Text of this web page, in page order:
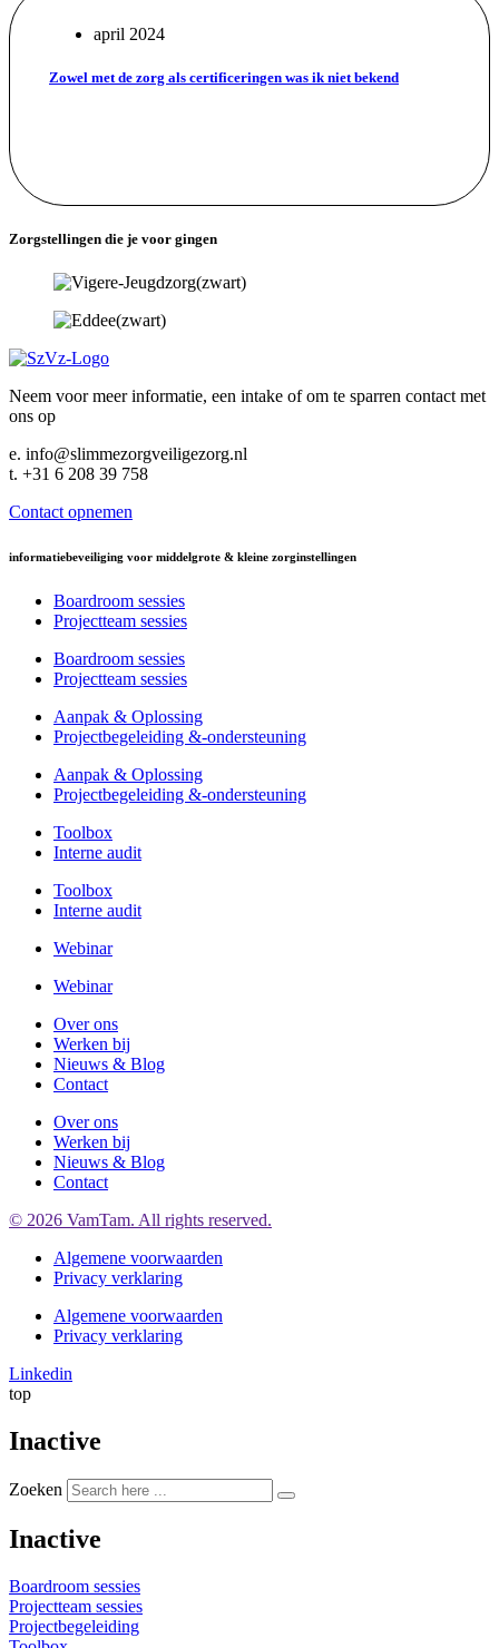
april 2024
Zowel met de zorg als certificeringen was ik niet bekend
Zorgstellingen die je voor gingen
Neem voor meer informatie, een intake of om te sparren contact met
ons op
e. info@slimmezorgveiligezorg.nl
t. +31 6 208 39 758
Contact opnemen
informatiebeveiliging voor middelgrote & kleine zorginstellingen
Boardroom sessies
Projectteam sessies
Boardroom sessies
Projectteam sessies
Aanpak & Oplossing
Projectbegeleiding &-ondersteuning
Aanpak & Oplossing
Projectbegeleiding &-ondersteuning
Toolbox
Interne audit
Toolbox
Interne audit
Webinar
Webinar
Over ons
Werken bij
Nieuws & Blog
Contact
Over ons
Werken bij
Nieuws & Blog
Contact
© 2026 VamTam. All rights reserved.
Algemene voorwaarden
Privacy verklaring
Algemene voorwaarden
Privacy verklaring
Linkedin
top
Inactive
Zoeken
Inactive
Boardroom sessies
Projectteam sessies
Projectbegeleiding